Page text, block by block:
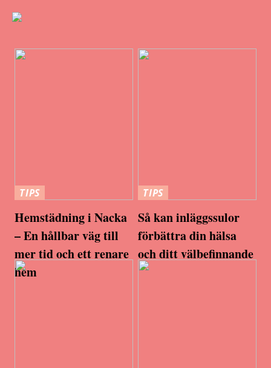
TIPS
Hemstädning i Nacka
– En hållbar väg till
mer tid och ett renare
hem
TIPS
Så kan inläggssulor
förbättra din hälsa
och ditt välbefinnande